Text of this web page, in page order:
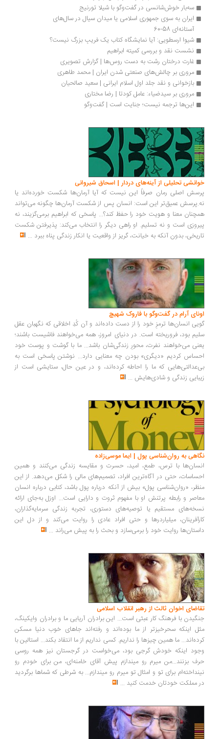
سه‌بار خوش‌شانسی در گفت‌وگو با شیلا تورنیج
ایران به سوی جمهوری اسلامی یا میدان سیال در سال‌های
آستانه‌ای 58-60
شیوا ارسطویی: آیا نمایشگاه کتاب یک فریبِ بزرگ نیست؟
نشست نقد و بررسی کمیته ابراهیم
غارت درختان رشت به دست روس‌ها | گزارش تصویری
مروری بر چالش‌های صنعتی شدن ایران | محمد طاهری
بازخوانی و نقد جلد اول اسلام ایرانی | سعید صالحیان
مروری بر سیدضیاء: عامل کودتا | رضا مختاری
این‌ها ترجمه نیست؛ جنایت است | گفت‌وگو
تحلیلی از آینه‌های دردار | اسحاق شیروانی
اصلی رمان صرفاً این نیست که آیا آرمان‌ها شکست خورده‌اند یا
عمیق‌تر این است: انسان پس از شکست آرمان‌ها چگونه می‌تواند
معنا و هویت خود را حفظ کند؟... پاسخی که ابراهیم برمی‌گزیند، نه
است و نه تسلیم. او راهی دیگر را انتخاب می‌کند: پذیرفتن شکست
بدون آنکه به خیانت، گریز از واقعیت یا انکار زندگی پناه ببرد...
آرام در گفت‌وگو با فاروک شهیچ‭
انسان‌ها ترمزِ خود را از دست داده‌اند و آن کُدِ اخلاقی که نگهبان عقل
بود، فروریخته است. در دنیای امروز، همه می‌خواهند فاشیست باشند؛
می‌خواهند نفرت، محورِ زندگی‌شان باشد... ما با گوشت و پوست خود
کردیم «دیگری» بودن چه معنایی دارد... نوشتن پاسخی است به
که ما را احاطه کرده‌اند، و در عین حال، ستایشی است از
زندگی و شادی‌هایش...
به روان‌شناسی پول | ایما موسی‌زاده
با ترس، طمع، امید، حسرت و مقایسه زندگی می‌کنند و همین
حتی در آگاه‌ترین افراد، تصمیم‌های مالی را شکل می‌دهد. از این
«روان‌شناسی پول» بیش از آنکه درباره پول باشد، کتابی درباره انسان
و رابطه پرتنش او با مفهوم ثروت و دارایی است... اوزل به‌جای ارائه
مستقیم یا توصیه‌های دستوری، تجربه زندگی سرمایه‌گذاران،
میلیاردرها و حتی افراد عادی را روایت می‌کند و از دل این
روایت خود را برمی‌سازد و بحث را به پیش می‌راند ...
اخوان ثالث از رهبر انقلاب اسلامی
با فرهنگ کار عبثی است... این برادران آریایی ما و برادران وایکینگ،
اینکه سحرخیزتر از ما بوده‌اند و رفته‌اند جاهای خوب دنیا مسکن
ما همین چیزها را نداریم. کسی نداریم از ما انتقاد بکند... استالین با
اینکه خودش گرجی بود، می‌خواست در گرجستان نیز همه روسی
بزنند...من میرم رو میندازم پیش آقای خامنه‌ای، من برای خودم رو
برای تو و امثال تو میرم رو میندازم... به شرطی که شماها برگردید
مملکت خودتان خدمت کنید...